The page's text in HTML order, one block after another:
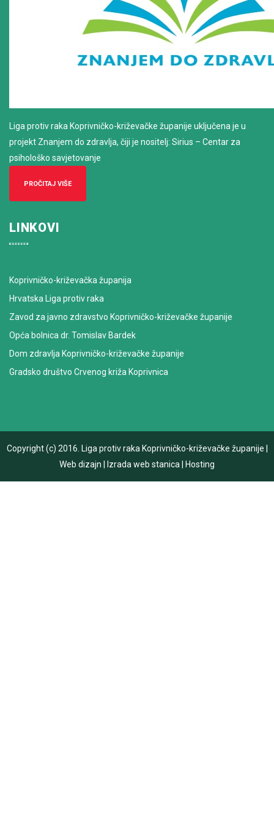
Liga protiv raka Koprivničko-križevačke županije uključena je u
projekt Znanjem do zdravlja, čiji je nositelj: Sirius – Centar za
psihološko savjetovanje
PROČITAJ VIŠE
LINKOVI
Koprivničko-križevačka županija
Hrvatska Liga protiv raka
Zavod za javno zdravstvo Koprivničko-križevačke županije
Opća bolnica dr. Tomislav Bardek
Dom zdravlja Koprivničko-križevačke županije
Gradsko društvo Crvenog križa Koprivnica
Copyright (c) 2016. Liga protiv raka Koprivničko-križevačke županije
Web dizajn
Izrada web stanica Hosting